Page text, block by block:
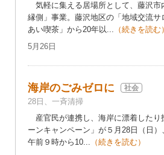
気軽に集える居場所として、藤沢市
縁側」事業。藤沢地区の「地域交流
あい喫茶」から20年以... （続きを読む）
5月26日
海岸のごみゼロに 社会
28日、一斉清掃
産官民が連携し、海岸に漂着したり
ーンキャンペーン」が５月28日（日
午前９時から10... （続きを読む）